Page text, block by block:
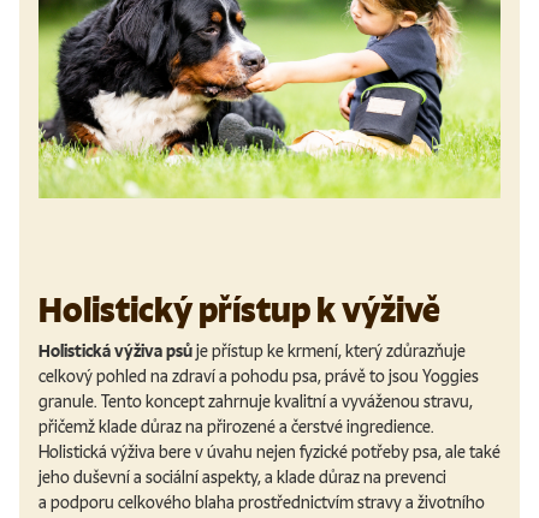
Holistický přístup k výživě
Holistická výživa psůje přístup ke krmení, který zdůrazňuje
celkový pohled na zdraví a pohodu psa, právě to jsou Yoggies
granule. Tento koncept zahrnuje kvalitní a vyváženou stravu,
přičemž klade důraz na přirozené a čerstvé ingredience.
Holistická výživa bere v úvahu nejen fyzické potřeby psa, ale také
jeho duševní a sociální aspekty, a klade důraz na prevenci
a podporu celkového blaha prostřednictvím stravy a životního